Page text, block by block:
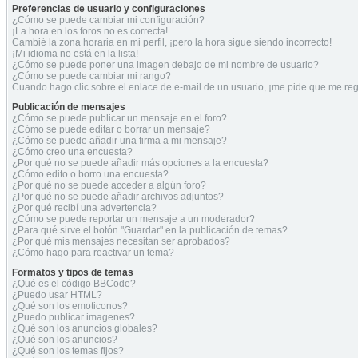
Preferencias de usuario y configuraciones
¿Cómo se puede cambiar mi configuración?
¡La hora en los foros no es correcta!
Cambié la zona horaria en mi perfil, ¡pero la hora sigue siendo incorrecto!
¡Mi idioma no está en la lista!
¿Cómo se puede poner una imagen debajo de mi nombre de usuario?
¿Cómo se puede cambiar mi rango?
Cuando hago clic sobre el enlace de e-mail de un usuario, ¡me pide que me
Publicación de mensajes
¿Cómo se puede publicar un mensaje en el foro?
¿Cómo se puede editar o borrar un mensaje?
¿Cómo se puede añadir una firma a mi mensaje?
¿Cómo creo una encuesta?
¿Por qué no se puede añadir más opciones a la encuesta?
¿Cómo edito o borro una encuesta?
¿Por qué no se puede acceder a algún foro?
¿Por qué no se puede añadir archivos adjuntos?
¿Por qué recibí una advertencia?
¿Cómo se puede reportar un mensaje a un moderador?
¿Para qué sirve el botón "Guardar" en la publicación de temas?
¿Por qué mis mensajes necesitan ser aprobados?
¿Cómo hago para reactivar un tema?
Formatos y tipos de temas
¿Qué es el código BBCode?
¿Puedo usar HTML?
¿Qué son los emoticonos?
¿Puedo publicar imagenes?
¿Qué son los anuncios globales?
¿Qué son los anuncios?
¿Qué son los temas fijos?